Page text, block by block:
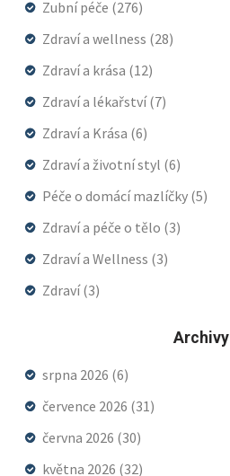
Zubní péče (276)
Zdraví a wellness (28)
Zdraví a krása (12)
Zdraví a lékařství(7)
Zdraví a Krása (6)
Zdraví a životní styl (6)
Péče o domácí mazlíčky (5)
Zdraví a péče o tělo (3)
Zdraví a Wellness (3)
Zdraví(3)
Archivy
srpna 2026 (6)
července 2026 (31)
června 2026 (30)
května 2026 (32)